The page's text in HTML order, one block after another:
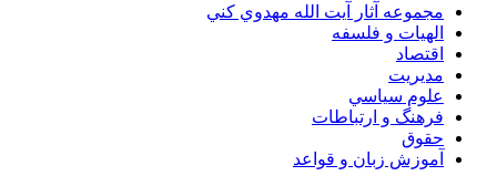
مجموعه آثار آيت الله مهدوي كني
الهیات و فلسفه
اقتصاد
مديريت
علوم سياسي
فرهنگ و ارتباطات
حقوق
آموزش زبان و قواعد